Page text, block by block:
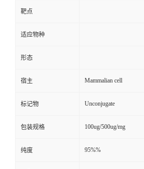
靶点
适应物种
形态
宿主 Mammalian cell
标记物 Unconjugate
包装规格 100ug/500ug/mg
纯度 95%%